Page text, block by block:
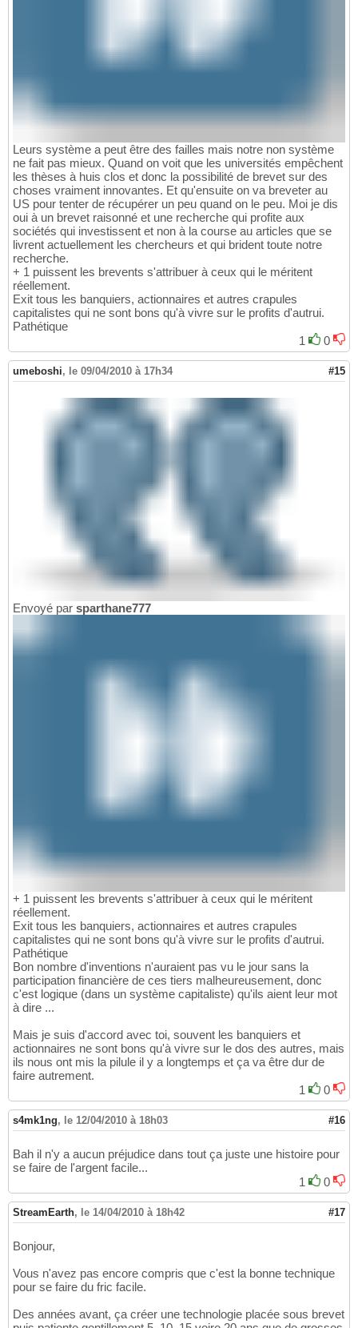
Leurs système a peut être des failles mais notre non système
ne fait pas mieux. Quand on voit que les universités empêchent
les thèses à huis clos et donc la possibilité de brevet sur des
choses vraiment innovantes. Et qu'ensuite on va breveter au
US pour tenter de récupérer un peu quand on le peu. Moi je dis
oui à un brevet raisonné et une recherche qui profite aux
sociétés qui investissent et non à la course au articles que se
livrent actuellement les chercheurs et qui brident toute notre
recherche.
+ 1 puissent les brevents s'attribuer à ceux qui le méritent
réellement.
Exit tous les banquiers, actionnaires et autres crapules
capitalistes qui ne sont bons qu'à vivre sur le profits d'autrui.
Pathétique
1
0
umeboshi, le 09/04/2010 à 17h34 #15
Envoyé par sparthane777
+ 1 puissent les brevents s'attribuer à ceux qui le méritent
réellement.
Exit tous les banquiers, actionnaires et autres crapules
capitalistes qui ne sont bons qu'à vivre sur le profits d'autrui.
Pathétique
Bon nombre d'inventions n'auraient pas vu le jour sans la
participation financière de ces tiers malheureusement, donc
c'est logique (dans un système capitaliste) qu'ils aient leur mot
à dire ...
Mais je suis d'accord avec toi, souvent les banquiers et
actionnaires ne sont bons qu'à vivre sur le dos des autres, mais
ils nous ont mis la pilule il y a longtemps et ça va être dur de
faire autrement.
1
0
s4mk1ng, le 12/04/2010 à 18h03 #16
Bah il n'y a aucun préjudice dans tout ça juste une histoire pour
se faire de l'argent facile...
1
0
StreamEarth, le 14/04/2010 à 18h42 #17
Bonjour,
Vous n'avez pas encore compris que c'est la bonne technique
pour se faire du fric facile.
Des années avant, ça créer une technologie placée sous brevet